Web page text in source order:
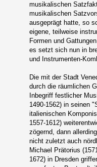
musikalischen
musikalischen
ausgeprägt hatte, so
eigene, teilweise
Formen und
es setzt sich nun in
und Instrumenten-
Die mit der Stadt
durch die räumlichen
Inbegriff festlicher
1490-1562) in seinen
italienischen
1557-1612)
zögernd, dann
nicht zuletzt auch
Michael Prätorius
1672) in Dresden